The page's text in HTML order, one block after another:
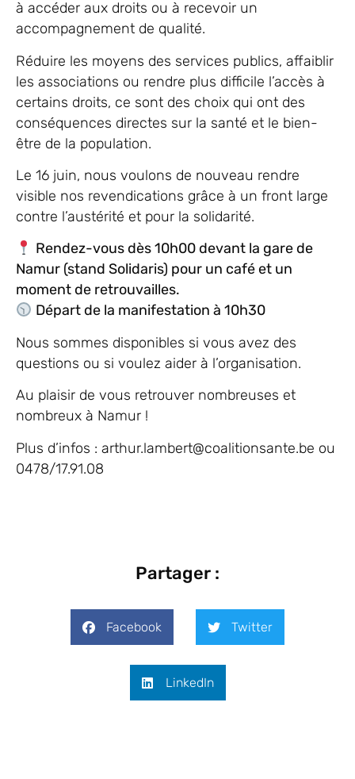
à accéder aux droits ou à recevoir un
accompagnement de qualité.
Réduire les moyens des services publics, affaiblir
les associations ou rendre plus difficile l’accès à
certains droits, ce sont des choix qui ont des
conséquences directes sur la santé et le bien-
être de la population.
Le 16 juin, nous voulons de nouveau rendre
visible nos revendications grâce à un front large
contre l’austérité et pour la solidarité.
Rendez-vous dès 10h00 devant la gare de
Namur (stand Solidaris) pour un café et un
moment de retrouvailles.
Départ de la manifestation à 10h30
Nous sommes disponibles si vous avez des
questions ou si voulez aider à l’organisation.
Au plaisir de vous retrouver nombreuses et
nombreux à Namur !
Plus d’infos : arthur.lambert@coalitionsante.be ou
0478/17.91.08
Partager :
Facebook Twitter
LinkedIn